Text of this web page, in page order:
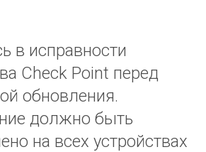
в исправности
Check Point перед
обновления.
должно быть
на всех устройствах